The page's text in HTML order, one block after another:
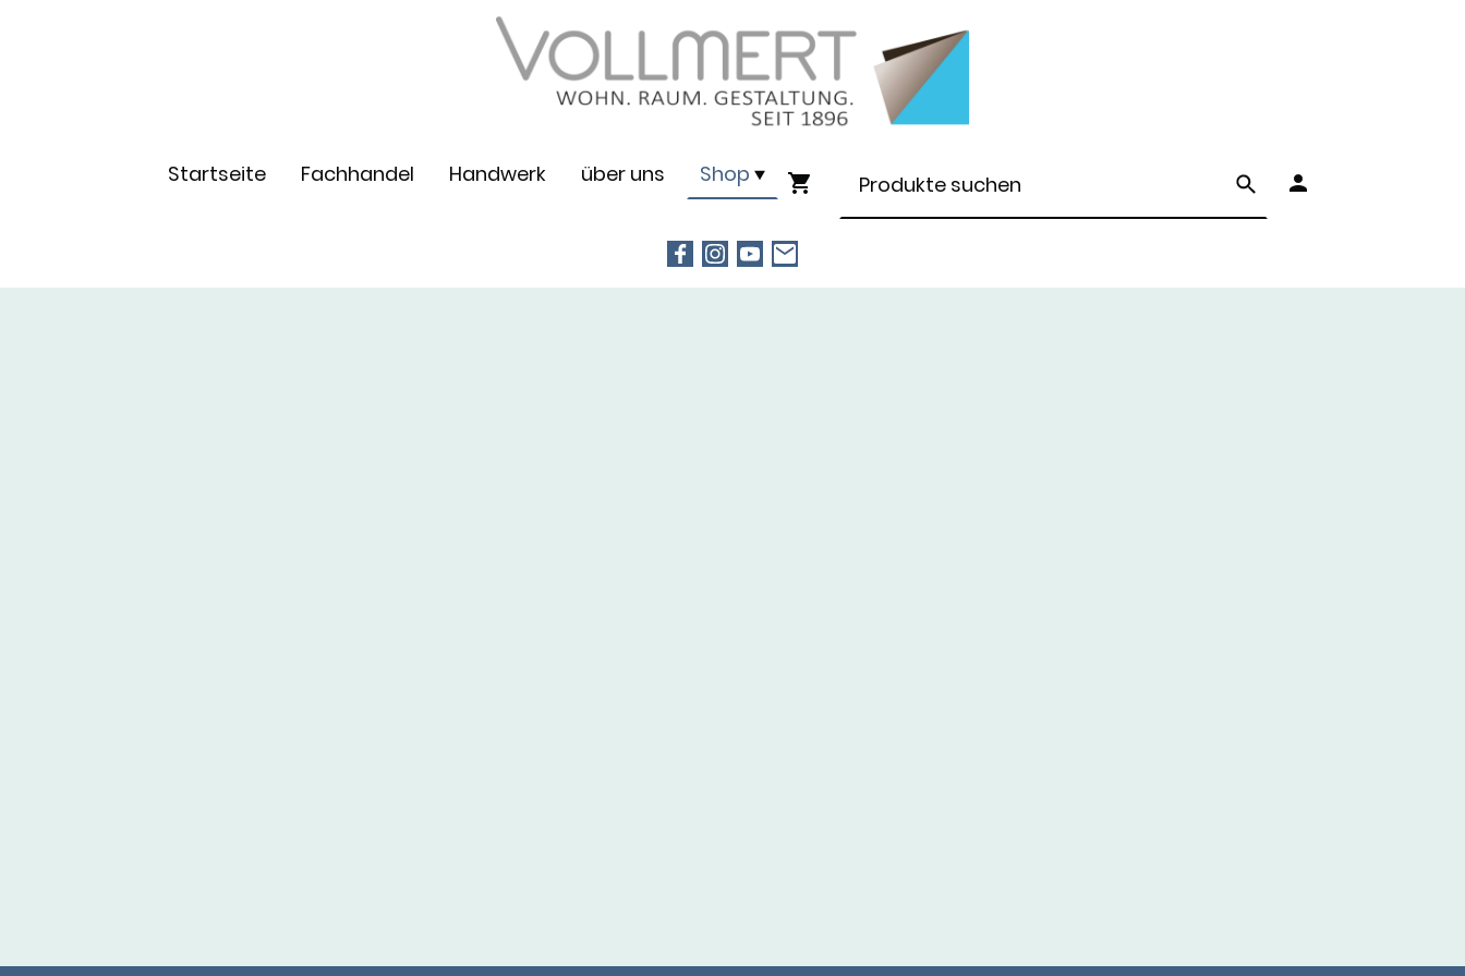
Startseite Fachhandel Handwerk über uns Shop